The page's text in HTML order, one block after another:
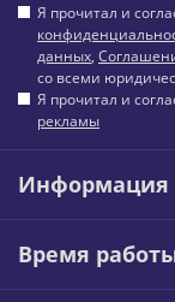
Я прочитал и
данных,
со всеми
Я прочитал и
рекламы
Информация
Время